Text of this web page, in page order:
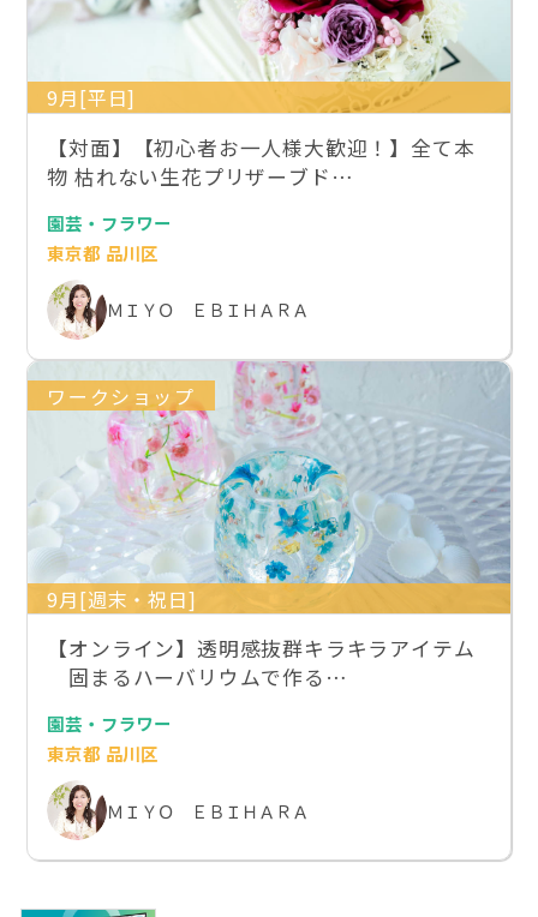
9月[平日]
【対面】【初心者お一人様大歓迎！】全て本
物 枯れない生花プリザーブド…
園芸・フラワー
東京都 品川区
ＭＩＹＯ ＥＢＩＨＡＲＡ
ワークショップ
9月[週末・祝日]
【オンライン】透明感抜群キラキラアイテム
固まるハーバリウムで作る…
園芸・フラワー
東京都 品川区
ＭＩＹＯ ＥＢＩＨＡＲＡ